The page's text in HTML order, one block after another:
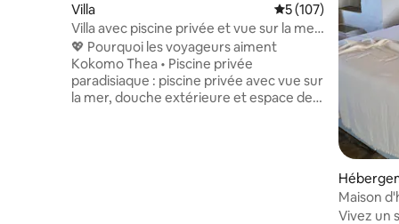
Villa Évaluation
5 (107)
Villa avec piscine privée et vue sur la mer,
à 400 m de la plage
💖 Pourquoi les voyageurs aiment
Kokomo Thea • Piscine privée
paradisiaque : piscine privée avec vue sur
la mer, douche extérieure et espace de
Maison
Vivez un